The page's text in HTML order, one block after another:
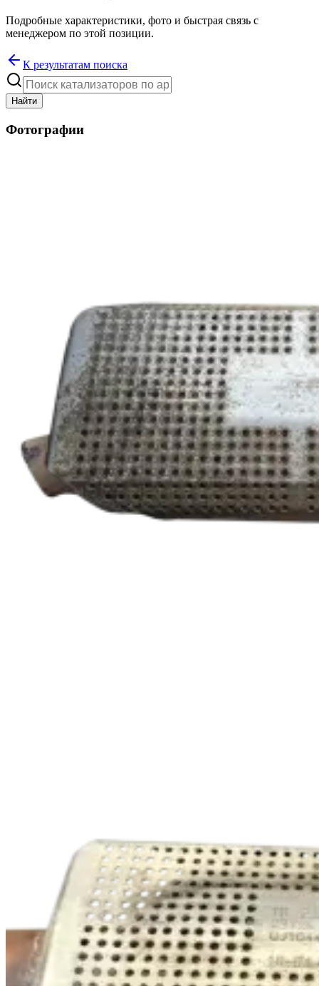
Подробные характеристики, фото и быстрая связь с
менеджером по этой позиции.
К результатам поиска
Найти
Фотографии